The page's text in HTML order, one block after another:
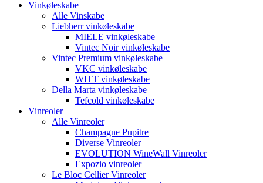
Vinkøleskabe
Alle Vinskabe
Liebherr vinkøleskabe
MIELE vinkøleskabe
Vintec Noir vinkøleskabe
Vintec Premium vinkøleskabe
VKC vinkøleskabe
WITT vinkøleskabe
Della Marta vinkøleskabe
Tefcold vinkøleskabe
Vinreoler
Alle Vinreoler
Champagne Pupitre
Diverse Vinreoler
EVOLUTION WineWall Vinreoler
Expozio vinreoler
Le Bloc Cellier Vinreoler